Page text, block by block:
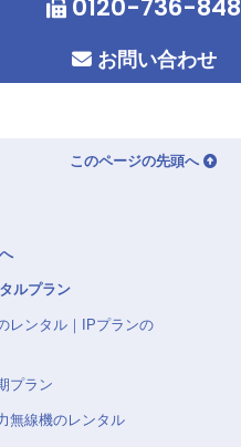
0120-736-848
お問い合わせ
このページの先頭へ
ルプラン
レンタル｜IPプランの
プラン
無線機のレンタル